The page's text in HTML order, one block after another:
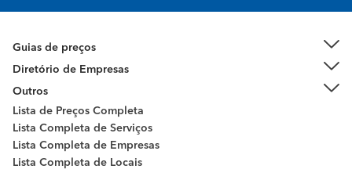
Guias de preços
Diretório de Empresas
Outros
Lista de Preços Completa
Lista Completa de Serviços
Lista Completa de Empresas
Lista Completa de Locais